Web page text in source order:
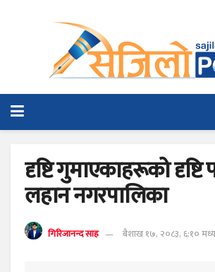
दृष्टि गुमाएकाहरूको दृष्टि
लहान नगरपालिका
गिरिजानन्द साह बैशाख १७, २०८३, ६:१०